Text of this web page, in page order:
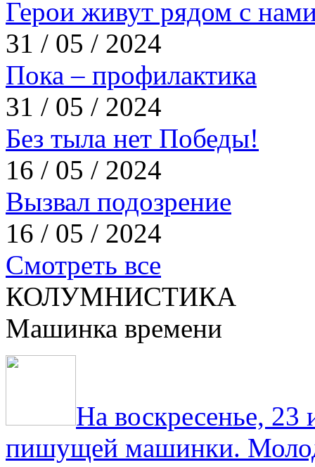
Герои живут рядом с
31 / 05 / 2024
Пока – профилактика
31 / 05 / 2024
Без тыла нет Победы!
16 / 05 / 2024
Вызвал подозрение
16 / 05 / 2024
Смотреть все
КОЛУМНИСТИКА
Машинка времени
На воскресенье,
пишущей машинки.